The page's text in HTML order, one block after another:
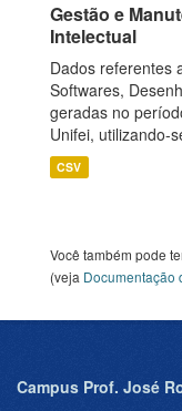
Gestão e
Intelectual
Dados referentes
Softwares,
geradas no
Unifei, utilizando-
CSV
Você também pode
(veja Documentação
Campus Prof. José